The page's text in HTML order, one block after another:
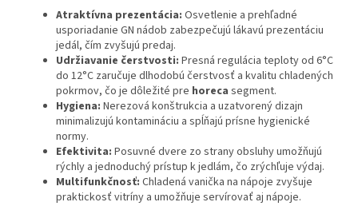
Atraktívna prezentácia: Osvetlenie a prehľadné
usporiadanie GN nádob zabezpečujú lákavú prezentáciu
jedál, čím zvyšujú predaj.
Udržiavanie čerstvosti: Presná regulácia teploty od 6°C
do 12°C zaručuje dlhodobú čerstvosť a kvalitu chladených
pokrmov, čo je dôležité pre horeca segment.
Hygiena: Nerezová konštrukcia a uzatvorený dizajn
minimalizujú kontamináciu a spĺňajú prísne hygienické
normy.
Efektivita: Posuvné dvere zo strany obsluhy umožňujú
rýchly a jednoduchý prístup k jedlám, čo zrýchľuje výdaj.
Multifunkčnosť: Chladená vanička na nápoje zvyšuje
praktickosť vitríny a umožňuje servírovať aj nápoje.